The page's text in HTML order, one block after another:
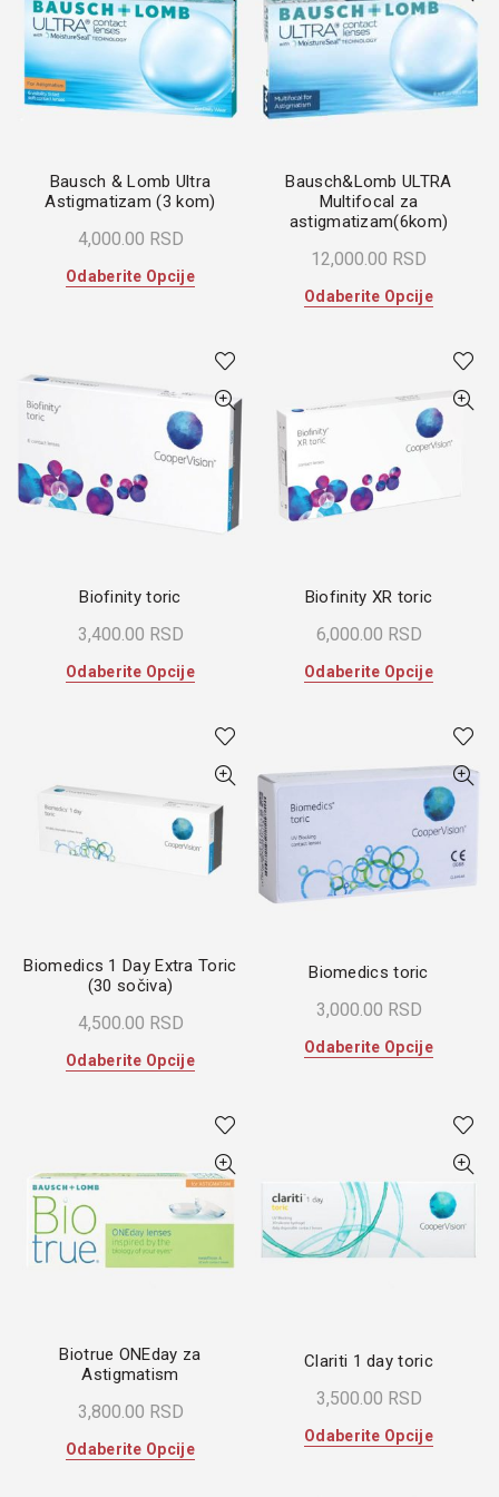
mogu
izabrane
na
stranici
Opcije
izabrane
na
Bausch & Lomb Ultra
Astigmatizam (3 kom)
4,000.00 RSD
Odaberite OpcijeOvaj
više
varijanti.
Opcije
mogu
biti
izabrane
stranici
Bausch&Lomb ULTRA
Multifocal za
astigmatizam(6kom)
12,000.00 RSD
Odaberite OpcijeOvaj
više
varijanti.
Opcije
mogu
Biofinity toric
3,400.00 RSD
Odaberite OpcijeOvaj
više
varijanti.
mogu
biti
izabrane
Biofinity XR toric
6,000.00 RSD
Odaberite OpcijeOvaj
više
varijanti.
Opcije
mogu
izabrane
na
Biomedics 1 Day Extra Toric
(30 sočiva)
4,500.00 RSD
Odaberite OpcijeOvaj
više
varijanti.
Opcije
mogu
biti
izabrane
Biomedics toric
3,000.00 RSD
Odaberite OpcijeOvaj
više
Opcije
mogu
biti
Biotrue ONEday za
Astigmatism
3,800.00 RSD
Odaberite OpcijeOvaj
Clariti 1 day toric
3,500.00 RSD
Odaberite OpcijeOvaj